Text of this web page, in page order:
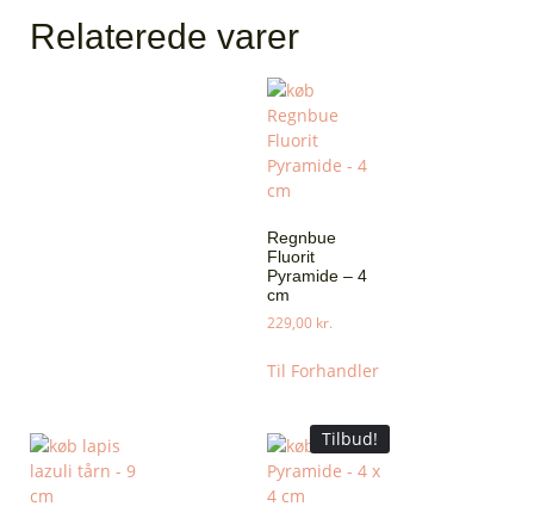
Relaterede varer
Regnbue
Fluorit
Pyramide – 4
cm
229,00 kr.
Til Forhandler
Tilbud!